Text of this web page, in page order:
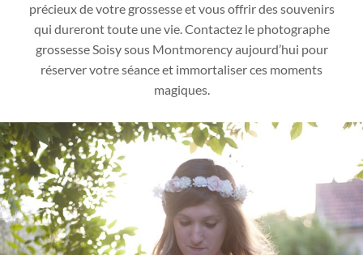
précieux de votre grossesse et vous offrir des souvenirs
qui dureront toute une vie. Contactez le photographe
grossesse Soisy sous Montmorency aujourd’hui pour
réserver votre séance et immortaliser ces moments
magiques.